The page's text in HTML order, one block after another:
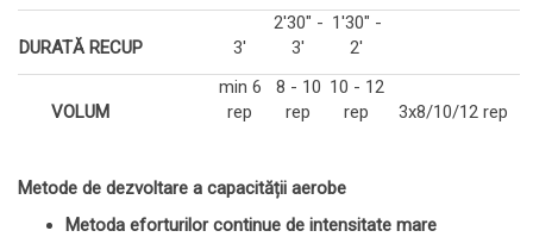
DURATĂ RECUP 3'
2'30" -
3'
1'30" -
2'
VOLUM
min 6
rep
8 - 10
rep
10 - 12
rep
3x8/10/12 rep
Metode de dezvoltare a capacității aerobe
Metoda eforturilor continue de intensitate mare